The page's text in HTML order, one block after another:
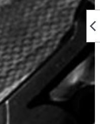
Match Grade Bushing
PPC Neck Sizer Die #544253
106,50 €